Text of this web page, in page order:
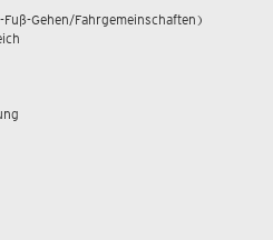
Gehen/Fahrgemeinschaften)